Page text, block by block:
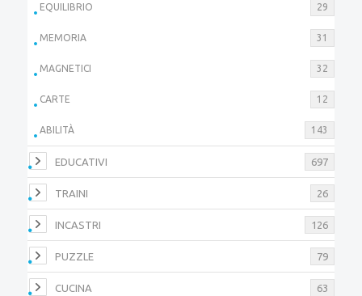
EQUILIBRIO 29
MEMORIA 31
MAGNETICI 32
CARTE 12
ABILITÀ 143
EDUCATIVI 697
TRAINI 26
INCASTRI 126
PUZZLE 79
CUCINA 63